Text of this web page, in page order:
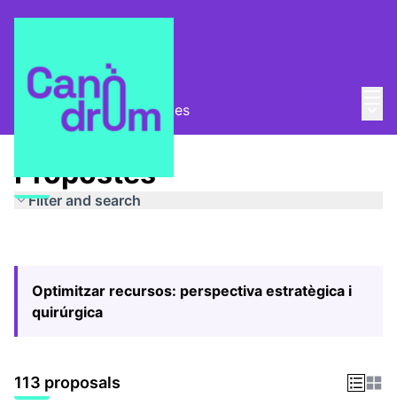
Pla Estratègic Propostes
Propostes
Filter and search
Optimitzar recursos: perspectiva estratègica i
quirúrgica
113 proposals